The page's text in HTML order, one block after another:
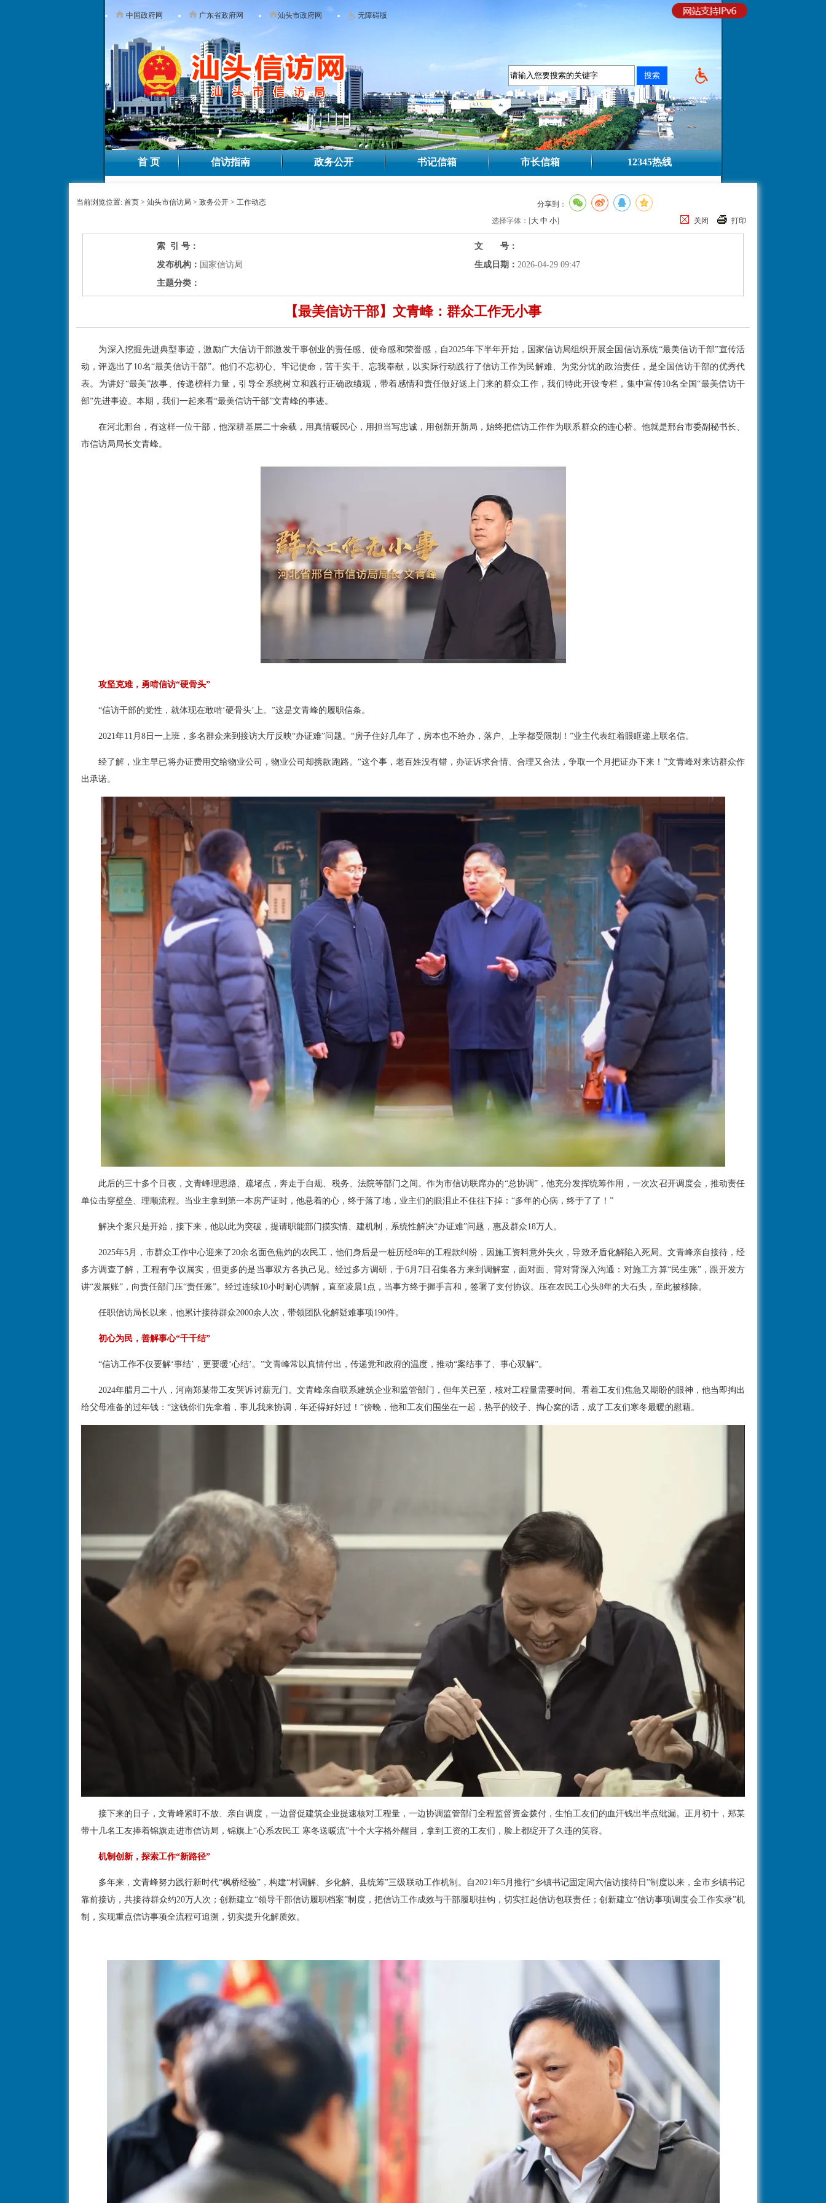
中国政府网 广东省政府网 汕头市政府网 无障碍版
首 页 信访指南 政务公开 书记信箱 市长信箱 12345热线
当前浏览位置: 首页 > 汕头市信访局 > 政务公开 > 工作动态
分享到：
选择字体：[大 中 小] 关闭 打印
索 引 号：
文 号：
发布机构： 国家信访局 生成日期： 2026-04-29 09:47
主题分类：
【最美信访干部】文青峰：群众工作无小事
为深入挖掘先进典型事迹，激励广大信访干部激发干事创业的责任感、使命感和荣誉感，自2025年下半年开始，国家信访局组织开展全国信访系统“最美信访干部”宣传活
动，评选出了10名“最美信访干部”。他们不忘初心、牢记使命，苦干实干、忘我奉献，以实际行动践行了信访工作为民解难、为党分忧的政治责任，是全国信访干部的优秀代
表。为讲好“最美”故事、传递榜样力量，引导全系统树立和践行正确政绩观，带着感情和责任做好送上门来的群众工作，我们特此开设专栏，集中宣传10名全国“最美信访干
部”先进事迹。本期，我们一起来看“最美信访干部”文青峰的事迹。
在河北邢台，有这样一位干部，他深耕基层二十余载，用真情暖民心，用担当写忠诚，用创新开新局，始终把信访工作作为联系群众的连心桥。他就是邢台市委副秘书长、
市信访局局长文青峰。
攻坚克难，勇啃信访“硬骨头”
“信访干部的党性，就体现在敢啃‘硬骨头’上。”这是文青峰的履职信条。
2021年11月8日一上班，多名群众来到接访大厅反映“办证难”问题。“房子住好几年了，房本也不给办，落户、上学都受限制！”业主代表红着眼眶递上联名信。
经了解，业主早已将办证费用交给物业公司，物业公司却携款跑路。“这个事，老百姓没有错，办证诉求合情、合理又合法，争取一个月把证办下来！”文青峰对来访群众作
出承诺。
此后的三十多个日夜，文青峰理思路、疏堵点，奔走于自规、税务、法院等部门之间。作为市信访联席办的“总协调”，他充分发挥统筹作用，一次次召开调度会，推动责任
单位击穿壁垒、理顺流程。当业主拿到第一本房产证时，他悬着的心，终于落了地，业主们的眼泪止不住往下掉：“多年的心病，终于了了！”
解决个案只是开始，接下来，他以此为突破，提请职能部门摸实情、建机制，系统性解决“办证难”问题，惠及群众18万人。
2025年5月，市群众工作中心迎来了20余名面色焦灼的农民工，他们身后是一桩历经8年的工程款纠纷，因施工资料意外失火，导致矛盾化解陷入死局。文青峰亲自接待，经
多方调查了解，工程有争议属实，但更多的是当事双方各执己见。经过多方调研，于6月7日召集各方来到调解室，面对面、背对背深入沟通：对施工方算“民生账”，跟开发方
讲“发展账”，向责任部门压“责任账”。经过连续10小时耐心调解，直至凌晨1点，当事方终于握手言和，签署了支付协议。压在农民工心头8年的大石头，至此被移除。
任职信访局长以来，他累计接待群众2000余人次，带领团队化解疑难事项190件。
初心为民，善解事心“千千结”
“信访工作不仅要解‘事结’，更要暖‘心结’。”文青峰常以真情付出，传递党和政府的温度，推动“案结事了、事心双解”。
2024年腊月二十八，河南郑某带工友哭诉讨薪无门。文青峰亲自联系建筑企业和监管部门，但年关已至，核对工程量需要时间。看着工友们焦急又期盼的眼神，他当即掏出
给父母准备的过年钱：“这钱你们先拿着，事儿我来协调，年还得好好过！”傍晚，他和工友们围坐在一起，热乎的饺子、掏心窝的话，成了工友们寒冬最暖的慰藉。
接下来的日子，文青峰紧盯不放、亲自调度，一边督促建筑企业提速核对工程量，一边协调监管部门全程监督资金拨付，生怕工友们的血汗钱出半点纰漏。正月初十，郑某
带十几名工友捧着锦旗走进市信访局，锦旗上“心系农民工 寒冬送暖流”十个大字格外醒目，拿到工资的工友们，脸上都绽开了久违的笑容。
机制创新，探索工作“新路径”
多年来，文青峰努力践行新时代“枫桥经验”，构建“村调解、乡化解、县统筹”三级联动工作机制。自2021年5月推行“乡镇书记固定周六信访接待日”制度以来，全市乡镇书记
靠前接访，共接待群众约20万人次；创新建立“领导干部信访履职档案”制度，把信访工作成效与干部履职挂钩，切实扛起信访包联责任；创新建立“信访事项调度会工作实录”机
制，实现重点信访事项全流程可追溯，切实提升化解质效。